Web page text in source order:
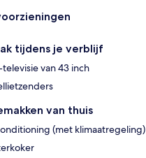
tijdens je verblijf
televisie van 43 inch
van thuis
(met klimaatregeling)